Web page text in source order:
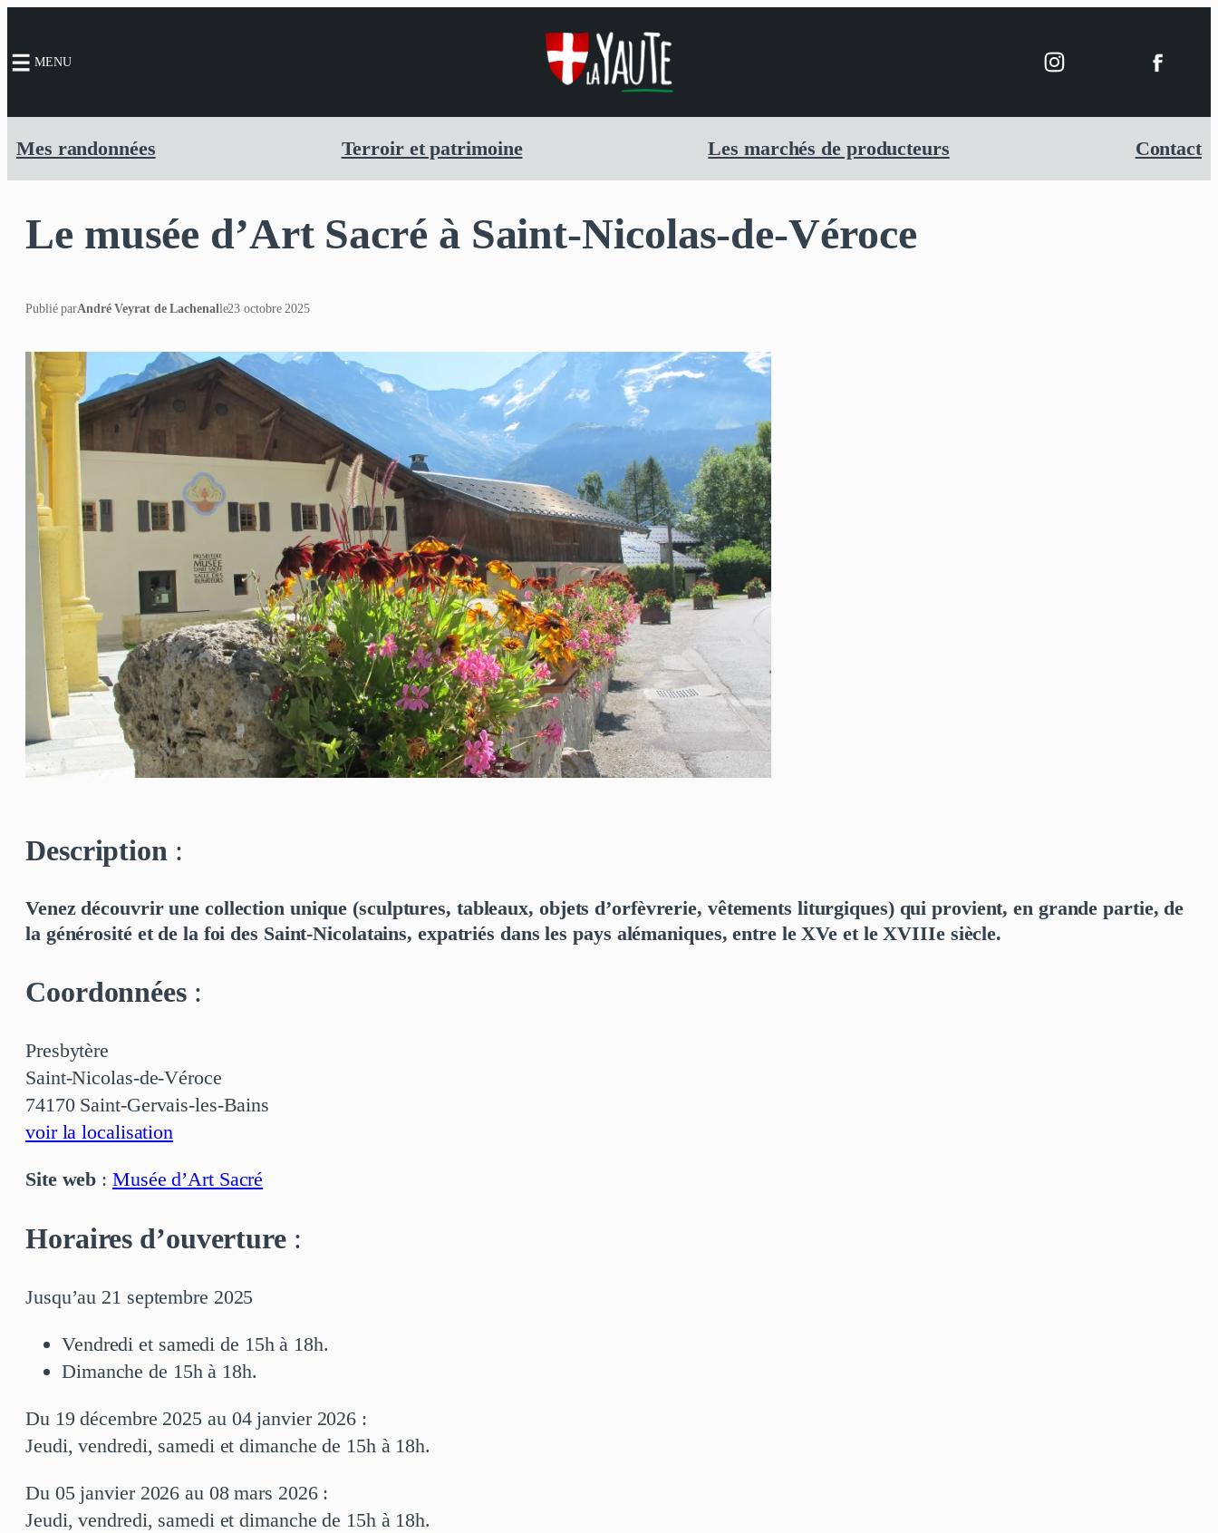
MENU
Mes randonnées Terroir et patrimoine Les marchés de producteurs Contact
Le musée d’Art Sacré à Saint-Nicolas-de-Véroce
Publié parAndré Veyrat de Lachenalle23 octobre 2025
Description:
Venez découvrir une collection unique (sculptures, tableaux, objets d’orfèvrerie, vêtements liturgiques) qui provient, en grande partie, de
la générosité et de la foi des Saint-Nicolatains, expatriés dans les pays alémaniques, entre le XVe et le XVIIIe siècle.
Coordonnées:
Presbytère
Saint-Nicolas-de-Véroce
74170 Saint-Gervais-les-Bains
voir la localisation
Site web : Musée d’Art Sacré
Horaires d’ouverture :
Jusqu’au 21 septembre 2025
Vendredi et samedi de 15h à 18h.
Dimanche de 15h à 18h.
Du 19 décembre 2025 au 04 janvier 2026 :
Jeudi, vendredi, samedi et dimanche de 15h à 18h.
Du 05 janvier 2026 au 08 mars 2026 :
Jeudi, vendredi, samedi et dimanche de 15h à 18h.